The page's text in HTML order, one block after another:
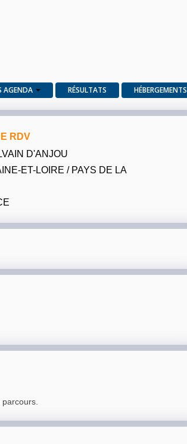
AGENDA RÉSULTATS HÉBERGEMENTS
RDV
D'ANJOU
ET-LOIRE / PAYS DE LA